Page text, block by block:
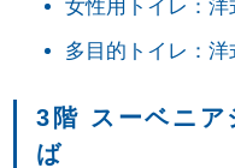
女性用トイレ：
多目的トイレ：
3階 スーベニア
ば